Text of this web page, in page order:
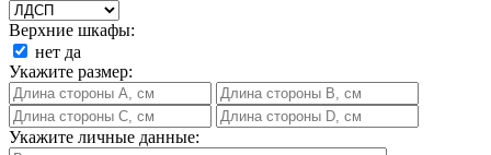
Верхние шкафы:
нет да
Укажите размер:
Укажите личные данные: